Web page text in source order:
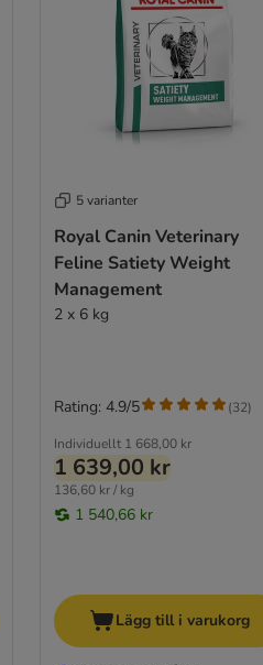
5 varianter
Royal Canin Veterinary
Feline Satiety Weight
Management
2 x 6 kg
Individuellt 1 668,00 kr
1 639,00 kr
136,60 kr / kg
1 540,66 kr
Rating: 4.9/5 (32)
Lägg till i varukorg